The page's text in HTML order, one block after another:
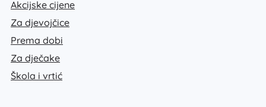
Akcijske cijene
Za djevojčice
Prema dobi
Za dječake
Škola i vrtić